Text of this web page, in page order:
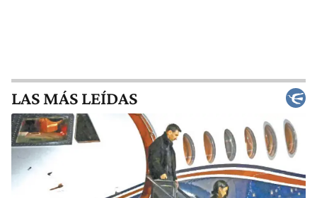
LAS MÁS LEÍDAS